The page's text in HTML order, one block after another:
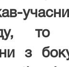
то
з